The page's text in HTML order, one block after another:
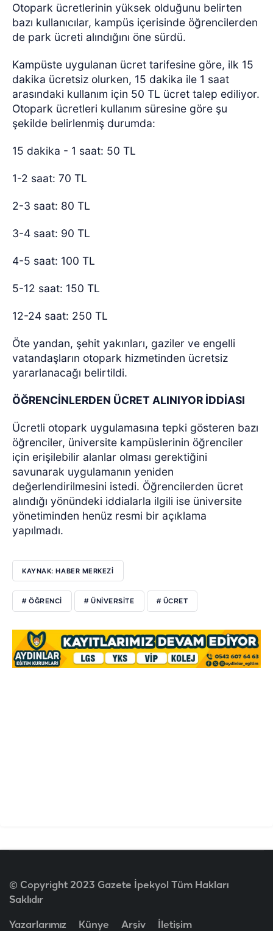
Otopark ücretlerinin yüksek olduğunu belirten
bazı kullanıcılar, kampüs içerisinde öğrencilerden
de park ücreti alındığını öne sürdü.
Kampüste uygulanan ücret tarifesine göre, ilk 15
dakika ücretsiz olurken, 15 dakika ile 1 saat
arasındaki kullanım için 50 TL ücret talep ediliyor.
Otopark ücretleri kullanım süresine göre şu
şekilde belirlenmiş durumda:
15 dakika - 1 saat: 50 TL
1-2 saat: 70 TL
2-3 saat: 80 TL
3-4 saat: 90 TL
4-5 saat: 100 TL
5-12 saat: 150 TL
12-24 saat: 250 TL
Öte yandan, şehit yakınları, gaziler ve engelli
vatandaşların otopark hizmetinden ücretsiz
yararlanacağı belirtildi.
ÖĞRENCİNLERDEN ÜCRET ALINIYOR İDDİASI
Ücretli otopark uygulamasına tepki gösteren bazı
öğrenciler, üniversite kampüslerinin öğrenciler
için erişilebilir alanlar olması gerektiğini
savunarak uygulamanın yeniden
değerlendirilmesini istedi. Öğrencilerden ücret
alındığı yönündeki iddialarla ilgili ise üniversite
yönetiminden henüz resmi bir açıklama
yapılmadı.
KAYNAK: HABER MERKEZİ
# ÖĞRENCI # ÜNIVERSITE # ÜCRET
© Copyright 2023 Gazete İpekyol Tüm Hakları
Saklıdır
Yazarlarımız Künye Arşiv İletişim